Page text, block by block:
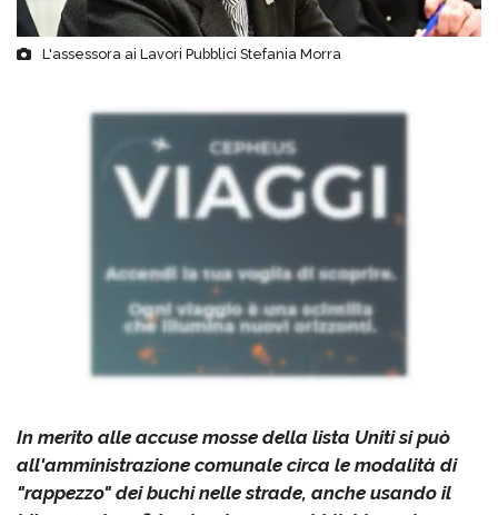
L'assessora ai Lavori Pubblici Stefania Morra
In merito alle accuse mosse della lista Uniti si può
all'amministrazione comunale circa le modalità di
"rappezzo" dei buchi nelle strade, anche usando il